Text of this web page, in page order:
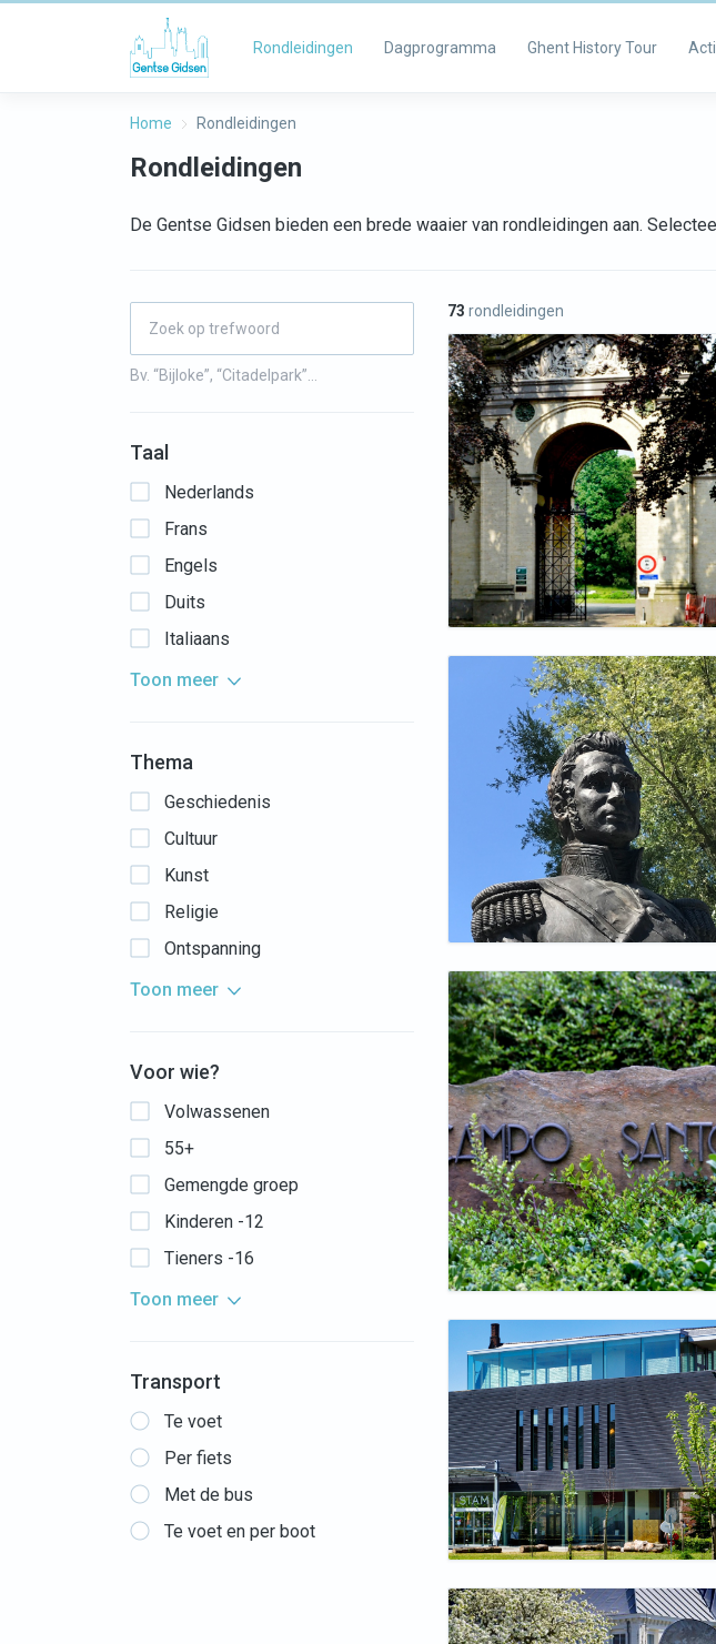
Rondleidingen Dagprogramma Ghent History Tour
Home Rondleidingen
Rondleidingen
De Gentse Gidsen bieden een brede waaier van rondleidingen aan.
Bv. “Bijloke”, “Citadelpark”…
Taal
Nederlands
Frans
Engels
Duits
Italiaans
Toon meer
Thema
Geschiedenis
Cultuur
Kunst
Religie
Ontspanning
Toon meer
Voor wie?
Volwassenen
55+
Gemengde groep
Kinderen -12
Tieners -16
Toon meer
Transport
Te voet
Per fiets
Met de bus
Te voet en per boot
73 rondleidingen